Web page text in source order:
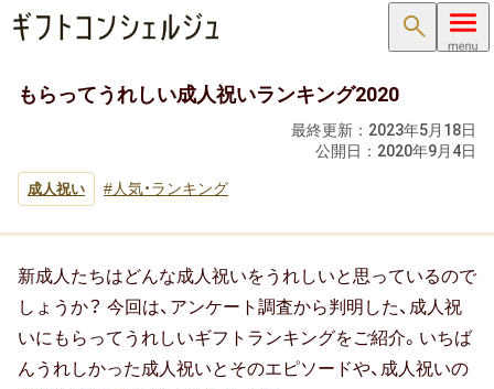
検索
内祝い･お返し
内祝い･お返しTOP
結婚内祝い ( 結婚祝いのお返し )
もらってうれしい成人祝いランキング2020
最終更新： 2023年5月18日
公開日： 2020年9月4日
成人祝い 人気・ランキング
新成人たちはどんな成人祝いをうれしいと思っているので
しょうか？ 今回は、アンケート調査から判明した、成人祝
いにもらってうれしいギフトランキングをご紹介。いちば
んうれしかった成人祝いとそのエピソードや、成人祝いの